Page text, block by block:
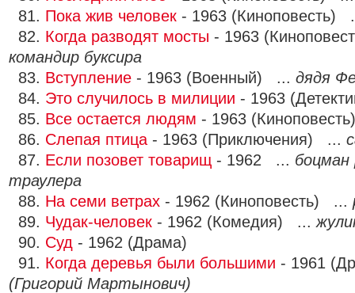
81. Пока жив человек - 1963 (Киноповесть)
82. Когда разводят мосты - 1963
командир буксира
83. Вступление - 1963 (Военный) ... дядя
84. Это случилось в милиции - 1963
85. Все остается людям - 1963
86. Слепая птица - 1963 (Приключения) ...
87. Если позовет товарищ - 1962 ... боцман
траулера
88. На семи ветрах - 1962 (Киноповесть) ...
89. Чудак-человек - 1962 (Комедия) ...
90. Суд - 1962 (Драма)
91. Когда деревья были большими - 1961
(Григорий Мартынович)